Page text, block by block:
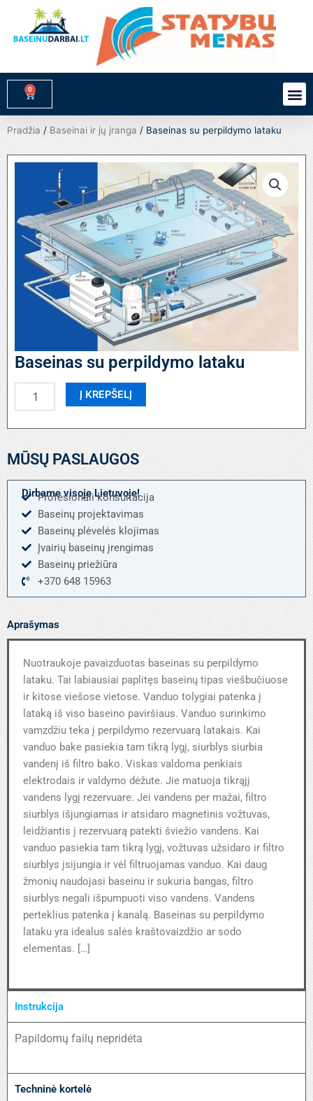
turinio
0
Cart
Pradžia / Baseinai ir jų įranga / Baseinas su perpildymo lataku
Baseinas su perpildymo lataku
kiekis:
su
lataku
Į KREPŠELĮ
MŪSŲ PASLAUGOS
Dirbame visoje Lietuvoje!
Profesionali konsultacija
Baseinų projektavimas
Baseinų plėvelės klojimas
Įvairių baseinų įrengimas
Baseinų priežiūra
+370 648 15963
Aprašymas
Nuotraukoje pavaizduotas baseinas su perpildymo
lataku. Tai labiausiai paplitęs baseinų tipas viešbučiuose
ir kitose viešose vietose. Vanduo tolygiai patenka į
lataką iš viso baseino paviršiaus. Vanduo surinkimo
vamzdžiu teka į perpildymo rezervuarą latakais. Kai
vanduo bake pasiekia tam tikrą lygį, siurblys siurbia
vandenį iš filtro bako. Viskas valdoma penkiais
elektrodais ir valdymo dėžute. Jie matuoja tikrąjį
vandens lygį rezervuare. Jei vandens per mažai, filtro
siurblys išjungiamas ir atsidaro magnetinis vožtuvas,
leidžiantis į rezervuarą patekti šviežio vandens. Kai
vanduo pasiekia tam tikrą lygį, vožtuvas užsidaro ir filtro
siurblys įsijungia ir vėl filtruojamas vanduo. Kai daug
žmonių naudojasi baseinu ir sukuria bangas, filtro
siurblys negali išpumpuoti viso vandens. Vandens
perteklius patenka į kanalą. Baseinas su perpildymo
lataku yra idealus salės kraštovaizdžio ar sodo
elementas. […]
Instrukcija
Papildomų failų nepridėta
Techninė kortelė